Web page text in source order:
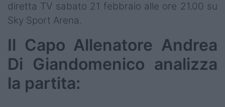
diretta TV sabato 21 febbraio alle ore 21.00 su
Sky Sport Arena.
Il Capo Allenatore Andrea
Di Giandomenico analizza
la partita: